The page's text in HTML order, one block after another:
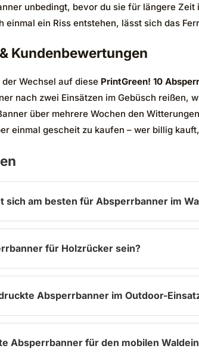
unbedingt, bevor du sie für längere
einmal ein Riss entstehen, lässt sich das
Kundenbewertungen
Wechsel auf diese PrintGreen! 10
nach zwei Einsätzen im Gebüsch
über mehrere Wochen den
einmal gescheit zu kaufen – wer billig
sich am besten für Absperrbanner im
für Holzrücker sein?
Absperrbanner im Outdoor-
Absperrbanner für den mobilen